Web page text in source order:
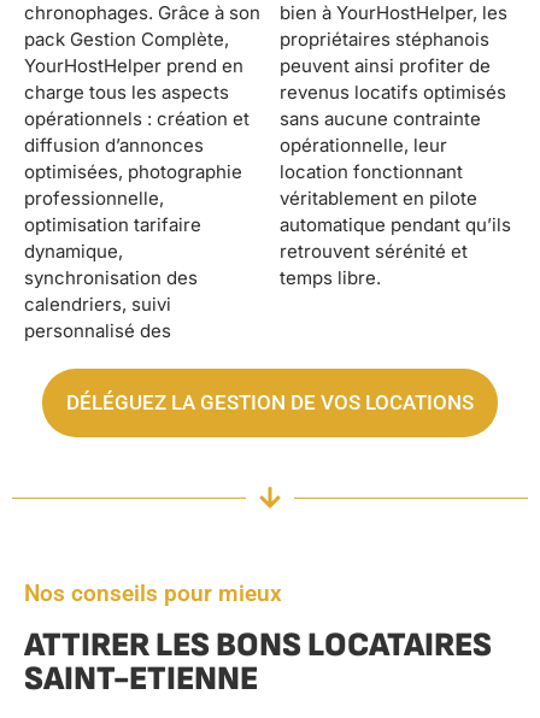
chronophages. Grâce à son
pack Gestion Complète,
YourHostHelper prend en
charge tous les aspects
opérationnels : création et
diffusion d’annonces
optimisées, photographie
professionnelle,
optimisation tarifaire
dynamique,
synchronisation des
calendriers, suivi
personnalisé des
bien à YourHostHelper, les
propriétaires stéphanois
peuvent ainsi profiter de
revenus locatifs optimisés
sans aucune contrainte
opérationnelle, leur
location fonctionnant
véritablement en pilote
automatique pendant qu’ils
retrouvent sérénité et
temps libre.
DÉLÉGUEZ LA GESTION DE VOS LOCATIONS
Nos conseils pour mieux
ATTIRER LES BONS LOCATAIRES
SAINT-ETIENNE